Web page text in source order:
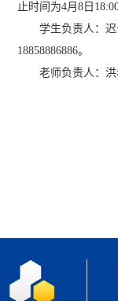
止时间为4月8日18:00
学生负责人：迟
18858886886。
老师负责人：洪